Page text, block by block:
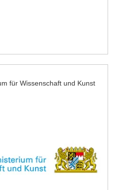
für Wissenschaft und Kunst